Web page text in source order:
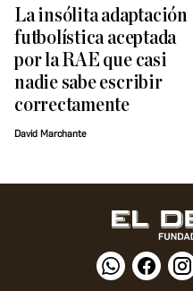
La insólita adaptación
futbolística aceptada
por la RAE que casi
nadie sabe escribir
correctamente
David Marchante